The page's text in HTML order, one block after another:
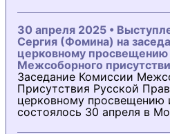
30 апреля 2025 •
Сергия (Фомина) на
церковному просвещению
Межсоборного
Заседание Комиссии
Присутствия Русской
церковному просвещению
состоялось 30 апреля в